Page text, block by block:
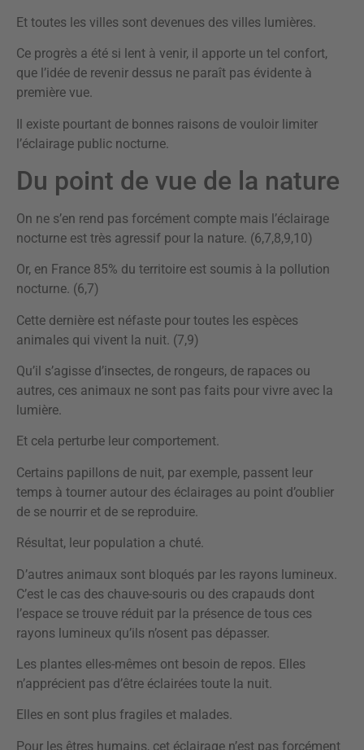
Et toutes les villes sont devenues des villes lumières.
Ce progrès a été si lent à venir, il apporte un tel confort,
que l’idée de revenir dessus ne paraît pas évidente à
première vue.
Il existe pourtant de bonnes raisons de vouloir limiter
l’éclairage public nocturne.
Du point de vue de la nature
On ne s’en rend pas forcément compte mais l’éclairage
nocturne est très agressif pour la nature. (6,7,8,9,10)
Or, en France 85% du territoire est soumis à la pollution
nocturne. (6,7)
Cette dernière est néfaste pour toutes les espèces
animales qui vivent la nuit. (7,9)
Qu’il s’agisse d’insectes, de rongeurs, de rapaces ou
autres, ces animaux ne sont pas faits pour vivre avec la
lumière.
Et cela perturbe leur comportement.
Certains papillons de nuit, par exemple, passent leur
temps à tourner autour des éclairages au point d’oublier
de se nourrir et de se reproduire.
Résultat, leur population a chuté.
D’autres animaux sont bloqués par les rayons lumineux.
C’est le cas des chauve-souris ou des crapauds dont
l’espace se trouve réduit par la présence de tous ces
rayons lumineux qu’ils n’osent pas dépasser.
Les plantes elles-mêmes ont besoin de repos. Elles
n’apprécient pas d’être éclairées toute la nuit.
Elles en sont plus fragiles et malades.
Pour les êtres humains, cet éclairage n’est pas forcément